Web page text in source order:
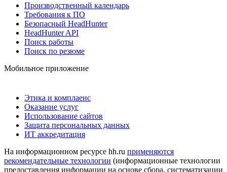
Производственный календарь
Требования к ПО
Безопасный HeadHunter
HeadHunter API
Поиск работы
Поиск по резюме
Мобильное приложение
Этика и комплаенс
Оказание услуг
Использование сайтов
Защита персональных данных
ИТ аккредитация
На информационном ресурсе hh.ru применяются
рекомендательные технологии (информационные технологии
предоставления информации на основе сбора, систематизации